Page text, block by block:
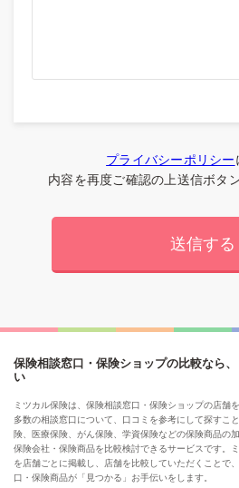
プライバシーポリシー
内容を再度ご確認の上送信ボタ
保険相談窓口・保険ショップの比較なら
い
ミツカル保険は、保険相談窓口・保険ショップの店舗
多数の相談窓口について、口コミを参考にして探すこ
険、医療保険、がん保険、学資保険などの保険商品の
保険会社・保険商品を比較検討できるサービスです。
を店舗ごとに掲載し、店舗を比較していただくことで
口・保険商品が「見つかる」お手伝いをします。